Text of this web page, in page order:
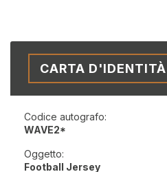
CARTA
Codice autografo:
WAVE2*
Oggetto:
Football Jersey